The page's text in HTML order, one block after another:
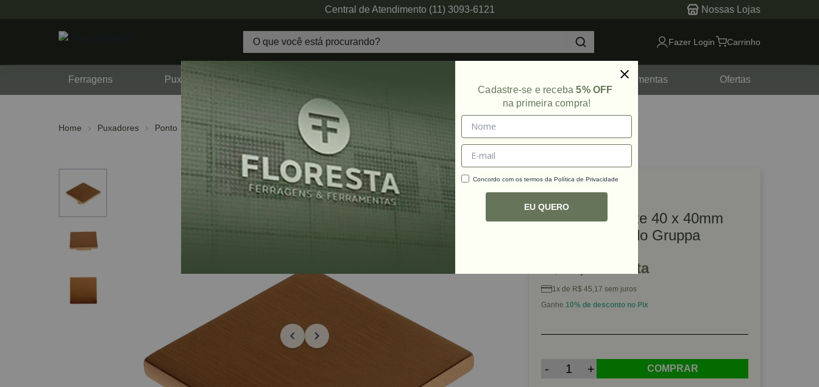
Central de Atendimento (11) 3093-6121 Nossas Lojas
Fazer Login Carrinho
Ferragens Puxadores Ferramentas Ofertas
Home Puxadores Ponto
Ref: 43163
Puxador Firenze 40 x 40mm
Cobre Escovado Gruppa
R$ 45,17 à vista
1x de R$ 45,17 sem juros
Ganhe 10% de desconto no Pix
- + COMPRAR
Cadastre-se e receba5% OFF
na primeira compra!
Concordo com os termos da Política de Privacidade
EU QUERO